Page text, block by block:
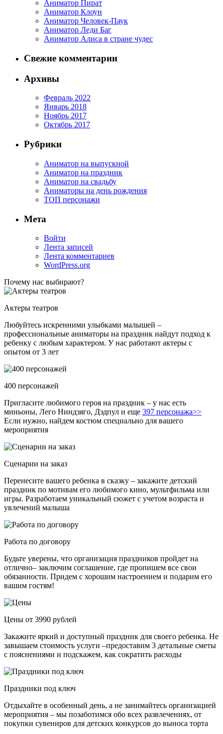
Аниматор Пират
Аниматор Клоун
Аниматор Человек-Паук
Аниматор Леди Баг
Аниматор Алиса в стране чудес
Свежие комментарии
Архивы
Февраль 2022
Январь 2018
Ноябрь 2017
Октябрь 2017
Рубрики
Аниматор на выпускной
Аниматор на праздник
Аниматор на свадьбу
Аниматоры на день рождения
ТОП персонажи
Мета
Войти
Лента записей
Лента комментариев
WordPress.org
Почему нас выбирают?
Актеры театров
Любуйтесь искренними улыбками малышей –
профессиональные аниматоры на праздник найдут подход к
ребенку с любым характером. У нас работают актеры с
опытом от 3 лет
400 персонажей
Пригласите любимого героя на праздник – у нас есть
миньоны, Лего Ниндзяго, Дэдпул и еще 397 персонажа>>
Если нужно, найдем костюм специально для вашего
мероприятия
Сценарии на заказ
Перенесите вашего ребенка в сказку – закажите детский
праздник по мотивам его любимого кино, мультфильма или
игры. Разработаем уникальный сюжет с учетом возраста и
увлечений малыша
Работа по договору
Будьте уверены, что организация праздников пройдет на
отлично– заключим соглашение, где пропишем все свои
обязанности. Придем с хорошим настроением и подарим его
вашим гостям!
Цены от 3990 рублей
Закажите яркий и доступный праздник для своего ребенка. Не
завышаем стоимость услуги –предоставим 3 детальные сметы
с пояснениями и подскажем, как сократить расходы
Праздники под ключ
Отдыхайте в особенный день, а не занимайтесь организацией
мероприятия – мы позаботимся обо всех развлечениях, от
покупки сувениров для детских конкурсов до выноса торта